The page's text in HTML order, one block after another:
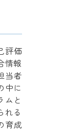
評価
情報
当者
中に
ムと
れる
育成